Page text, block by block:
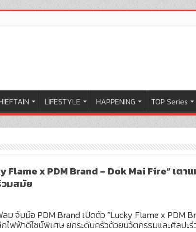
LIFESTYLE HAPPENING TOP Series
x PDM Brand – Dok Mai Fire” เตา
มสมัย
ม จับมือ PDM Brand เปิดตัว “Lucky Flame x PDM
ไฟฟ้าดีไซน์พิเศษ ยกระดับครัวด้วยนวัตกรรมและศิลปะ